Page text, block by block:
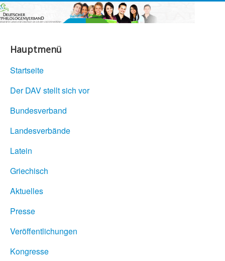
Hauptmenü
Startseite
Der DAV stellt sich vor
Bundesverband
Landesverbände
Latein
Griechisch
Aktuelles
Presse
Veröffentlichungen
Kongresse